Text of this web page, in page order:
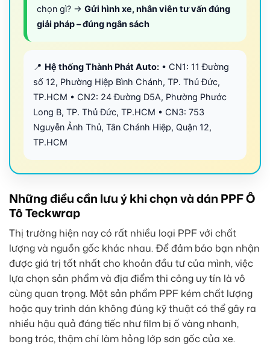
chọn gì? → Gửi hình xe, nhân viên tư vấn đúng
giải pháp – đúng ngân sách
📍 Hệ thống Thành Phát Auto: • CN1: 11 Đường
số 12, Phường Hiệp Bình Chánh, TP. Thủ Đức,
TP.HCM • CN2: 24 Đường D5A, Phường Phước
Long B, TP. Thủ Đức, TP.HCM • CN3: 753
Nguyễn Ảnh Thủ, Tân Chánh Hiệp, Quận 12,
TP.HCM
Những điều cần lưu ý khi chọn và dán PPF Ô
Tô Teckwrap
Thị trường hiện nay có rất nhiều loại PPF với chất
lượng và nguồn gốc khác nhau. Để đảm bảo bạn nhận
được giá trị tốt nhất cho khoản đầu tư của mình, việc
lựa chọn sản phẩm và địa điểm thi công uy tín là vô
cùng quan trọng. Một sản phẩm PPF kém chất lượng
hoặc quy trình dán không đúng kỹ thuật có thể gây ra
nhiều hậu quả đáng tiếc như film bị ố vàng nhanh,
bong tróc, thậm chí làm hỏng lớp sơn gốc của xe.